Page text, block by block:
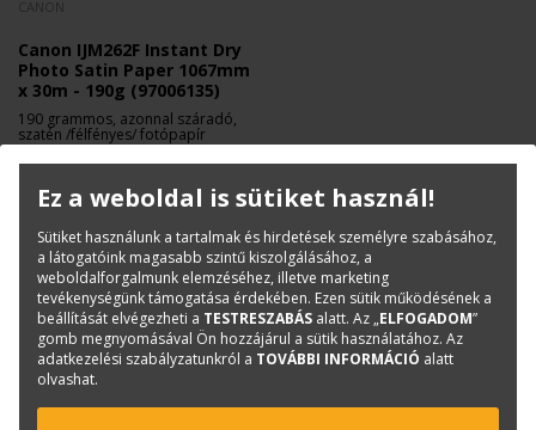
Canon IJM262F Instant Dry
Photo Satin Paper 1067mm
x 30m - 190g (97006135)
190 grammos, azonnal száradó,
szatén /félfényes/ fotópapír
36 900 Ft
Ez a weboldal is sütiket használ!
Sütiket használunk a tartalmak és hirdetések személyre szabásához,
a látogatóink magasabb szintű kiszolgálásához, a
weboldalforgalmunk elemzéséhez, illetve marketing
tevékenységünk támogatása érdekében. Ezen sütik működésének a
beállítását elvégezheti a TESTRESZABÁS alatt. Az „ELFOGADOM”
gomb megnyomásával Ön hozzájárul a sütik használatához. Az
adatkezelési szabályzatunkról a TOVÁBBI INFORMÁCIÓ alatt
olvashat.